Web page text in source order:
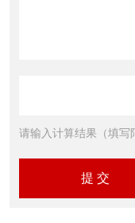
请输入计算结果（填写